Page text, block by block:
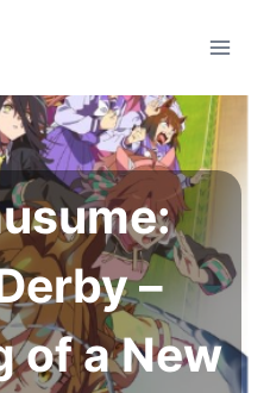
–
of a New